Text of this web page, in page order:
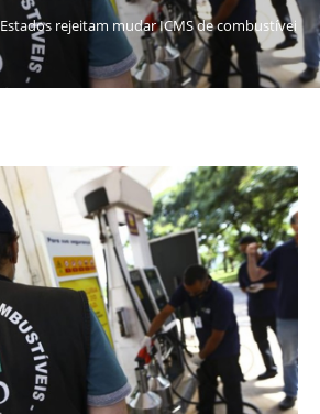
Estados rejeitam mudar ICMS de combustíveis